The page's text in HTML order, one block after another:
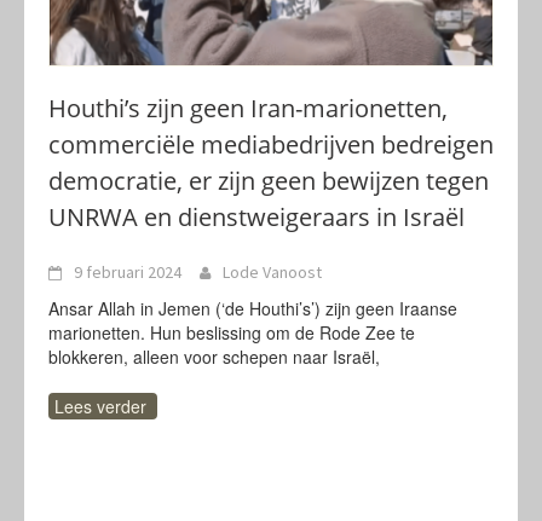
Houthi’s zijn geen Iran-marionetten,
commerciële mediabedrijven bedreigen
democratie, er zijn geen bewijzen tegen
UNRWA en dienstweigeraars in Israël
9 februari 2024 Lode Vanoost
Ansar Allah in Jemen (‘de Houthi’s’) zijn geen Iraanse
marionetten. Hun beslissing om de Rode Zee te
blokkeren, alleen voor schepen naar Israël,
Lees verder